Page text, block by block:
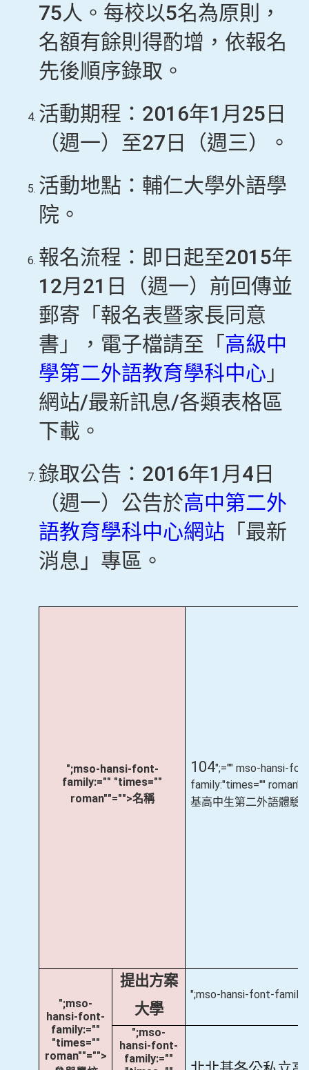
75人。每校以5名為原則，
名額有餘則得酌增，依報名
先後順序錄取。
活動期程：2016年1月25日
（週一）至27日（週三）。
活動地點：輔仁大學外語學
院。
報名流程：即日起至2015年
12月21日（週一）前回傳並
郵寄「報名表暨家長同意
書」，電子檔請至「 高級中
學第二外語教育學科中心 」
網站/最新訊息/各類表格區
下載。
錄取公告：2016年1月4日
（週一）公告於高中第二外
語教育學科中心網站 「最新
消息」專區。
";mso-hansi-font-
family:="" "times=""
roman""="">名稱
104";="" mso-hansi-
family:"times=""
基高中生第二外語體驗
";mso-
hansi-font-
family:=""
"times=""
roman""="">
提出方案
大學
";mso-hansi-font-
";mso-
hansi-font-
family:=""